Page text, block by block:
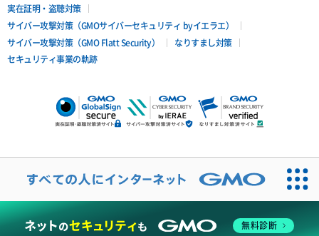
実在証明・盗聴対策
サイバー攻撃対策（GMOサイバーセキュリティ byイエラエ）
サイバー攻撃対策（GMO Flatt Security）
なりすまし対策
セキュリティ事業の軌跡
無料診断